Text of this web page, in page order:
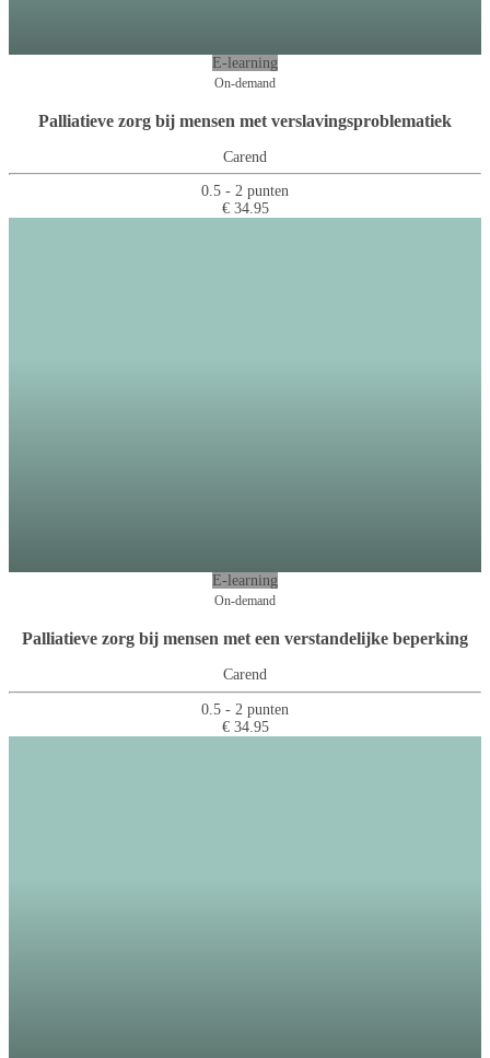
E-learning
On-demand
Palliatieve zorg bij mensen met verslavingsproblematiek
Carend
0.5 - 2 punten
€ 34.95
E-learning
On-demand
Palliatieve zorg bij mensen met een verstandelijke beperking
Carend
0.5 - 2 punten
€ 34.95